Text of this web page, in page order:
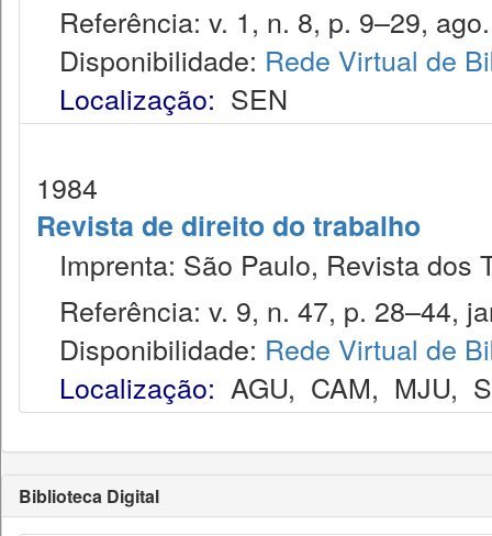
Referência: v. 1, n. 8, p. 9–29,
Disponibilidade: Rede Virtual de
Localização: SEN
1984
Revista de direito do trabalho
Imprenta: São Paulo, Revista dos
Referência: v. 9, n. 47, p. 28–44,
Disponibilidade: Rede Virtual de
Localização: AGU, CAM, MJU,
Biblioteca Digital